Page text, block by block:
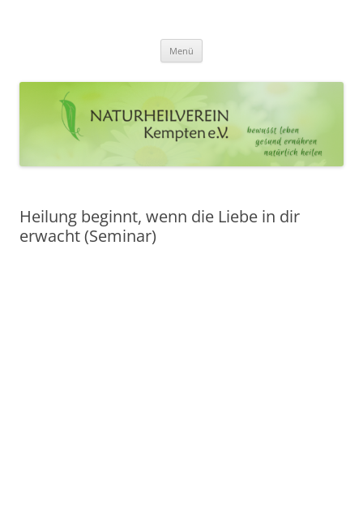
Menü
Heilung beginnt, wenn die Liebe in dir
erwacht (Seminar)